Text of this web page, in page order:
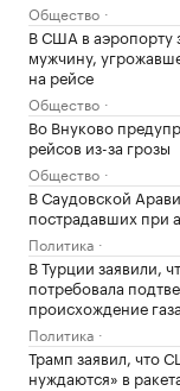
Общество
В США в аэропорту
мужчину,
на рейсе
Общество
Во Внуково
рейсов из-за грозы
Общество
В Саудовской
пострадавших при
Политика
В Турции заявили,
потребовала
происхождение газа
Политика
Трамп заявил, что
нуждаются» в